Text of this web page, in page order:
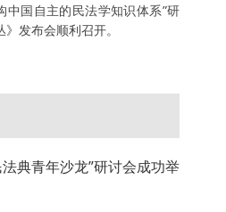
中国自主的民法学知识体系”研
发布会顺利召开。
典青年沙龙”研讨会成功举